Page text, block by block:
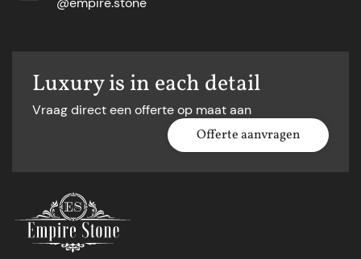
Luxury is in each detail
Vraag direct een offerte op maat aan
Offerte aanvragen